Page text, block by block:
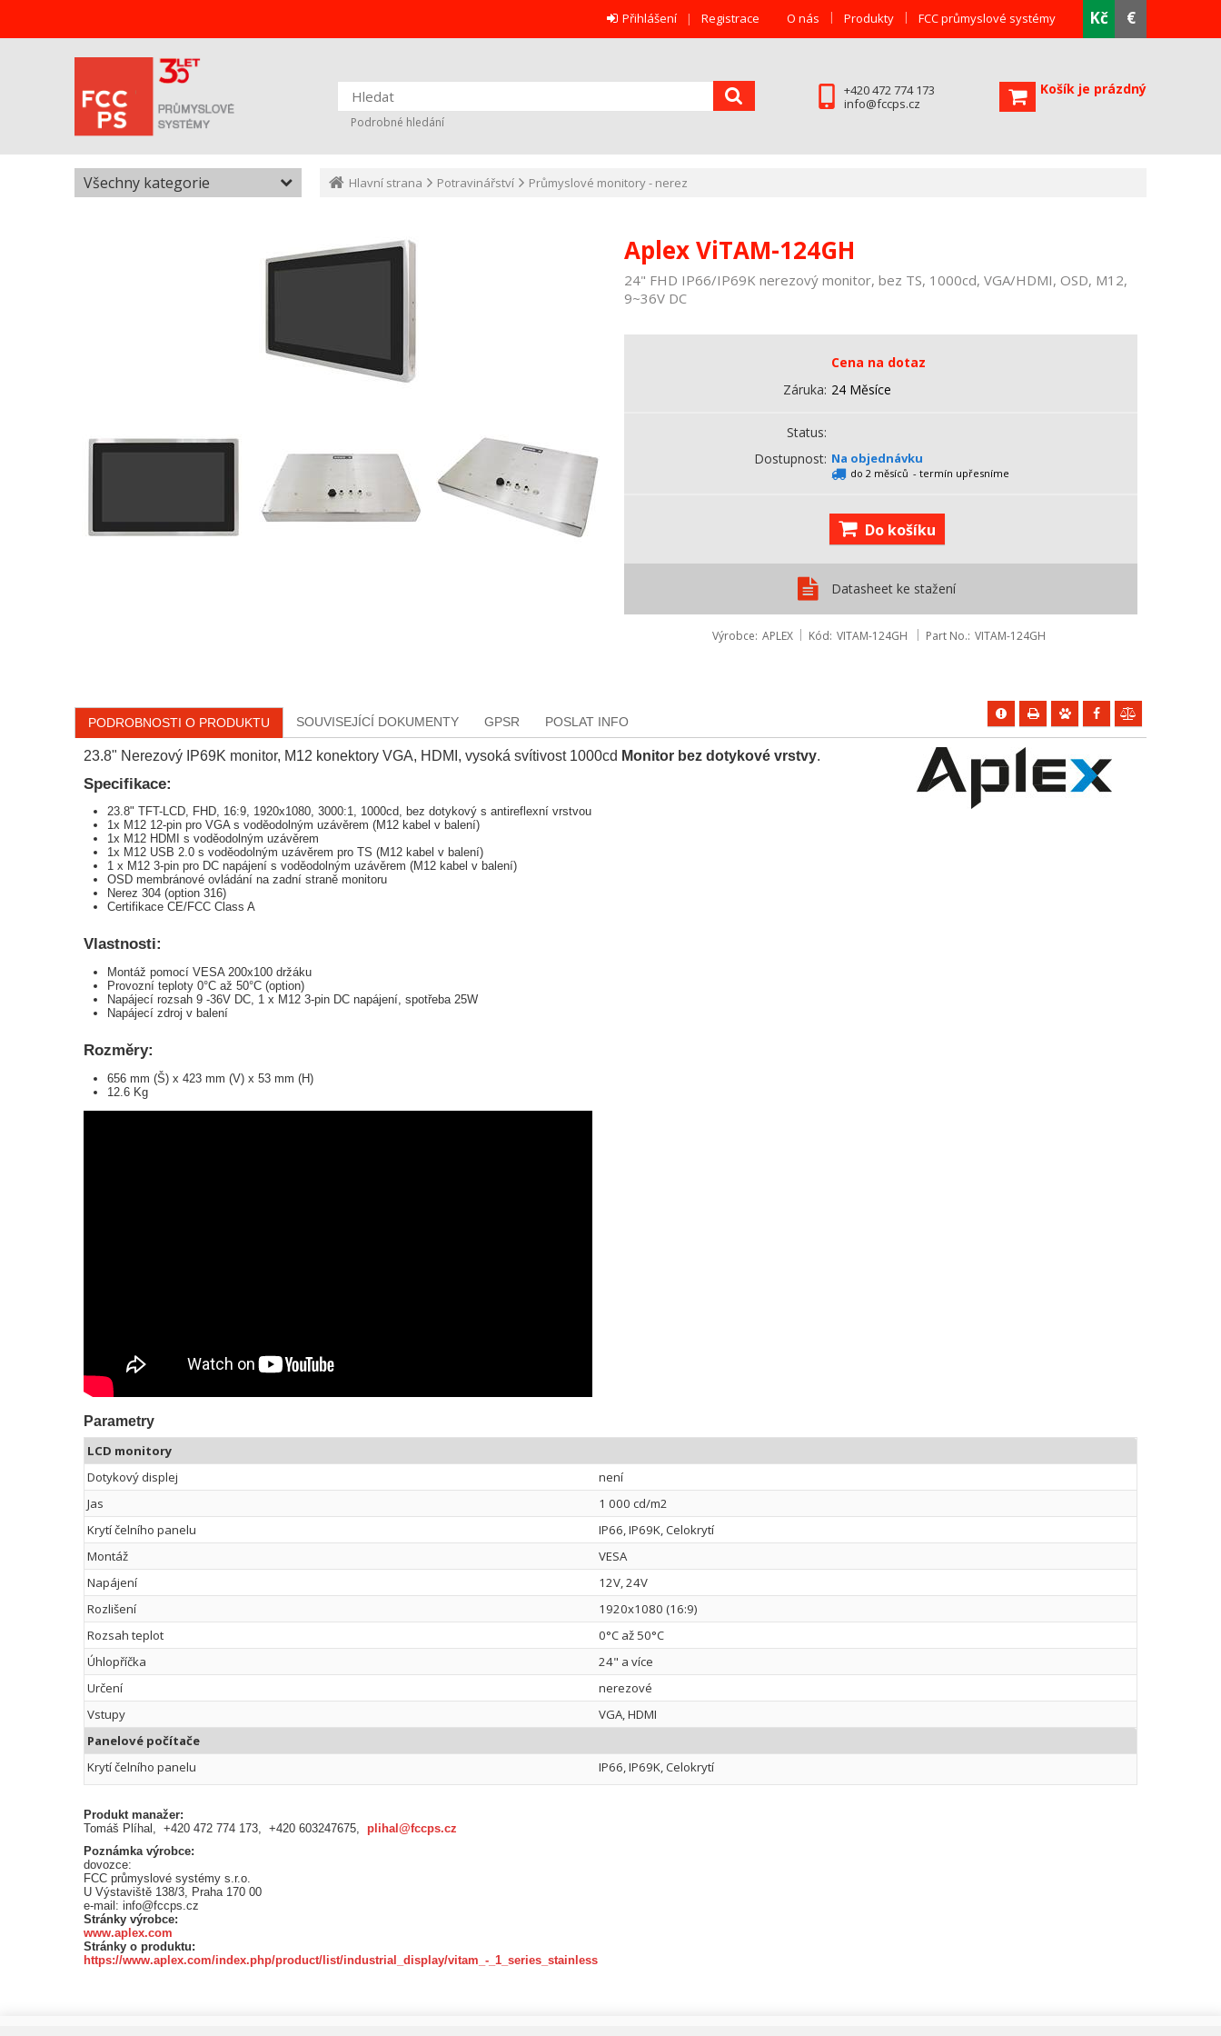
Kč €
O nás Produkty FCC průmyslové systémy
Přihlášení Registrace
Košík je prázdný
+420 472 774 173
info@fccps.cz
Podrobné hledání
Všechny kategorie Hlavní strana Potravinářství Průmyslové monitory - nerez
Aplex ViTAM-124GH
24" FHD IP66/IP69K nerezový monitor, bez TS, 1000cd, VGA/HDMI, OSD, M12,
9~36V DC
Cena na dotaz
Záruka 24 Měsíce
Status
Dostupnost Na objednávku
do 2 měsíců - termín upřesníme
Do košíku
Datasheet ke stažení
Výrobce APLEX Kód VITAM-124GH Part No. VITAM-124GH
PODROBNOSTI O PRODUKTU SOUVISEJÍCÍ DOKUMENTY GPSR POSLAT INFO
23.8" Nerezový IP69K monitor, M12 konektory VGA, HDMI, vysoká svítivost 1000cd Monitor bez dotykové vrstvy.
Specifikace:
23.8" TFT-LCD, FHD, 16:9, 1920x1080, 3000:1, 1000cd, bez dotykový s antireflexní vrstvou
1x M12 12-pin pro VGA s voděodolným uzávěrem (M12 kabel v balení)
1x M12 HDMI s voděodolným uzávěrem
1x M12 USB 2.0 s voděodolným uzávěrem pro TS (M12 kabel v balení)
1 x M12 3-pin pro DC napájení s voděodolným uzávěrem (M12 kabel v balení)
OSD membránové ovládání na zadní straně monitoru
Nerez 304 (option 316)
Certifikace CE/FCC Class A
Vlastnosti:
Montáž pomocí VESA 200x100 držáku
Provozní teploty 0°C až 50°C (option)
Napájecí rozsah 9 -36V DC, 1 x M12 3-pin DC napájení, spotřeba 25W
Napájecí zdroj v balení
Rozměry:
656 mm (Š) x 423 mm (V) x 53 mm (H)
12.6 Kg
Parametry
LCD monitory
Dotykový displej
není
Jas
1 000 cd/m2
Krytí čelního panelu
IP66, IP69K, Celokrytí
Montáž
VESA
Napájení
12V, 24V
Rozlišení
1920x1080 (16:9)
Rozsah teplot
0°C až 50°C
Úhlopříčka
24" a více
Určení
nerezové
Vstupy
VGA, HDMI
Panelové počítače
Krytí čelního panelu
IP66, IP69K, Celokrytí
Produkt manažer:
Tomáš Plíhal, +420 472 774 173, +420 603247675, plihal@fccps.cz
Poznámka výrobce:
dovozce:
FCC průmyslové systémy s.r.o.
U Výstaviště 138/3, Praha 170 00
e-mail: info@fccps.cz
Stránky výrobce:
www.aplex.com
Stránky o produktu:
https://www.aplex.com/index.php/product/list/industrial_display/vitam_-_1_series_stainless